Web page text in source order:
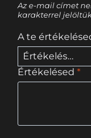
Az e-mail címet
karakterrel
A te
Értékelésed *